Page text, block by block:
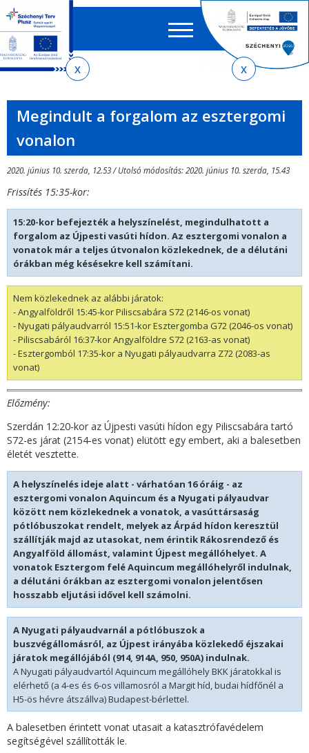
menetrendkeresőhöz
almenühöz
tartalomra
oldaltérképre
EN HU
űrlap
Megindult a forgalom az esztergomi
vonalon
2020. június 10. szerda, 12.53 / Utolsó módosítás: 2020. június 10. szerda, 15.43
Frissítés 15:35-kor:
15:20-kor befejezték a helyszínelést, megindulhatott a
forgalom az Újpesti vasúti hídon. Az esztergomi vonalon a
vonatok már a teljes útvonalon közlekednek, de a délutáni
órákban még késésekre kell számítani.
Nem közlekednek az alábbi járatok:
- Angyalföldről 15:45-kor Piliscsabára S72 (2146-os vonat)
- Nyugati pályaudvarról 15:51-kor Esztergomba G72 (2046-os vonat)
- Piliscsabáról 16:37-kor Angyalföldre S72 (2163-as vonat)
- Esztergomból 17:35-kor a Nyugati pályaudvarra Z72 (2083-as
vonat)
Előzmény:
Szerdán 12:20-kor az Újpesti vasúti hídon egy Piliscsabára tartó
S72-es járat (2154-es vonat) elütött egy embert, aki a balesetben
életét vesztette.
A helyszínelés ideje alatt - várhatóan 16 óráig - az
esztergomi vonalon Aquincum és a Nyugati pályaudvar
között nem közlekednek a vonatok, a vasúttársaság
pótlóbuszokat rendelt, melyek az Árpád hídon keresztül
szállítják majd az utasokat, nem érintik Rákosrendező és
Angyalföld állomást, valamint Újpest megállóhelyet. A
vonatok Esztergom felé Aquincum megállóhelyről indulnak,
a délutáni órákban az esztergomi vonalon jelentősen
hosszabb eljutási idővel kell számolni.
A Nyugati pályaudvarnál a pótlóbuszok a
buszvégállomásról, az Újpest irányába közlekedő éjszakai
járatok megállójából (914, 914A, 950, 950A) indulnak.
A Nyugati pályaudvartól Aquincum megállóhely BKK járatokkal is
elérhető (a 4-es és 6-os villamosról a Margit híd, budai hídfőnél a
H5-ös hévre átszállva)Budapest-bérlettel.
A balesetben érintett vonat utasait a katasztrófavédelem
segítségével szállították le.